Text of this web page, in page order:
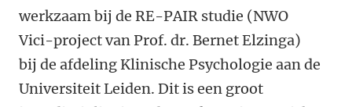
werkzaam bij de RE-PAIR studie (NWO
Vici-project van Prof. dr. Bernet Elzinga)
bij de afdeling Klinische Psychologie aan de
Universiteit Leiden. Dit is een groot